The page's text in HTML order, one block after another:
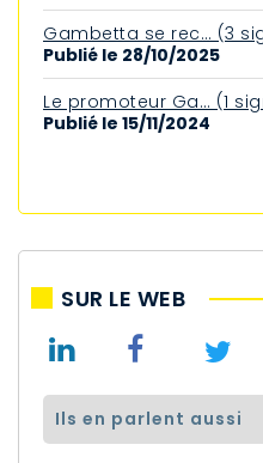
Gambetta se rec… (3
Publié le 28/10/2025
Le promoteur Ga… (1
Publié le 15/11/2024
SUR LE WEB
ils en parlent aussi